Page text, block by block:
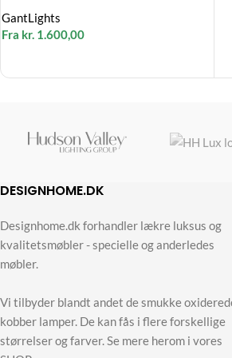
GantLights
Fra kr. 1.600,00
DESIGNHOME.DK
Designhome.dk forhandler lækre luksus og
kvalitetsmøbler - specielle og anderledes
møbler.
Vi tilbyder blandt andet de smukke
kobber lamper. De kan fås i flere forskellige
størrelser og farver. Se mere herom i vores